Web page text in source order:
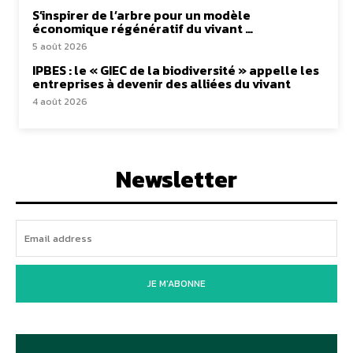
S’inspirer de l’arbre pour un modèle
économique régénératif du vivant …
5 août 2026
IPBES : le « GIEC de la biodiversité » appelle les
entreprises à devenir des alliées du vivant
4 août 2026
Newsletter
JE M'ABONNE